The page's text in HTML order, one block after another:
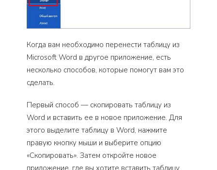
Когда вам необходимо перенести таблицу из
Microsoft Word в другое приложение, есть
несколько способов, которые помогут вам это
сделать.
Первый способ — скопировать таблицу из
Word и вставить ее в новое приложение. Для
этого выделите таблицу в Word, нажмите
правую кнопку мыши и выберите опцию
«Скопировать». Затем откройте новое
приложение, где вы хотите вставить таблицу,